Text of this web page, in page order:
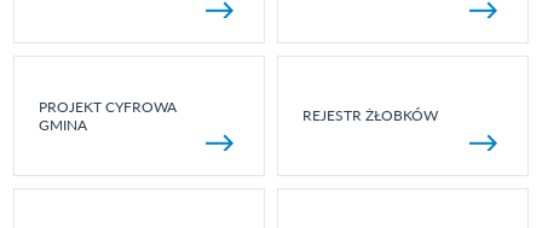
PROJEKT CYFROWA
GMINA
REJESTR ŻŁOBKÓW